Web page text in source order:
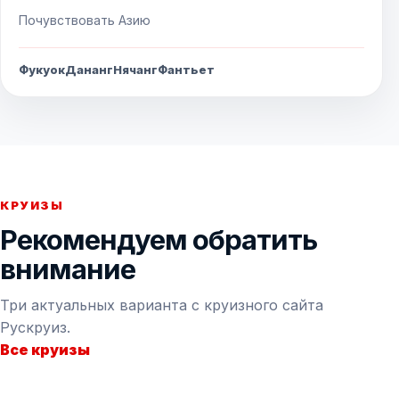
Почувствовать Азию
ФукуокДанангНячангФантьет
КРУИЗЫ
Рекомендуем обратить
внимание
Три актуальных варианта с круизного сайта
Рускруиз.
Все круизы